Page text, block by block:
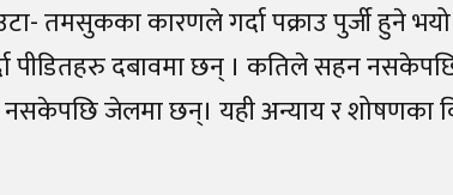
तमसुकका कारणले गर्दा पक्राउ पुर्जी हुने
पीडितहरु दबावमा छन् । कतिले सहन
नसकेपछि जेलमा छन्। यही अन्याय र शोषणका